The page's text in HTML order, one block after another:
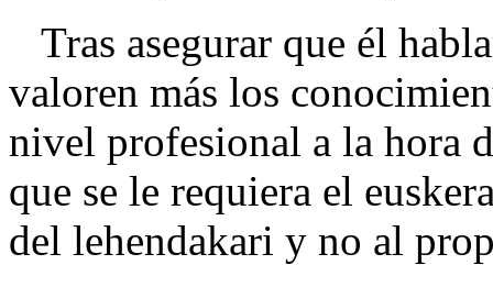
Tras asegurar que él
valoren más los
nivel profesional a la hora
que se le requiera el
del lehendakari y no al